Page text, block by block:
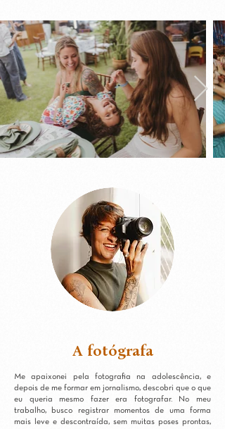
A fotógrafa
Me apaixonei pela fotografia na adolescência, e
depois de me formar em jornalismo, descobri que o que
eu queria mesmo fazer era fotografar.
No meu
trabalho, busco registrar momentos de uma forma
mais leve e descontraída, sem muitas poses prontas,